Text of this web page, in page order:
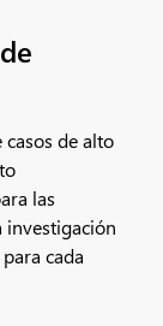
de alto
las
investigación
cada